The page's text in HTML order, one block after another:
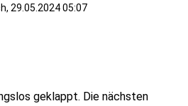
29.05.2024 05:07
geklappt. Die nächsten